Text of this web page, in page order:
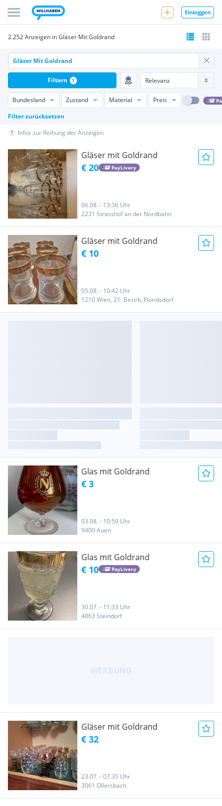
Einloggen
2.252 Anzeigen in Gläser Mit Goldrand
Bundesland Zustand Material Preis
Filter zurücksetzen
Filtern 1
Infos zur Reihung der Anzeigen
Gläser mit Goldrand
€ 20 PayLivery
06.08. - 13:36 Uhr
2231 Strasshof an der Nordbahn
Gläser mit Goldrand
€ 10
05.08. - 10:42 Uhr
1210 Wien, 21. Bezirk, Floridsdorf
Glas mit Goldrand
€ 3
03.08. - 10:59 Uhr
9400 Auen
Glas mit Goldrand
€ 10 PayLivery
30.07. - 11:33 Uhr
4863 Steindorf
Gläser mit Goldrand
€ 32
23.07. - 07:35 Uhr
3061 Ollersbach